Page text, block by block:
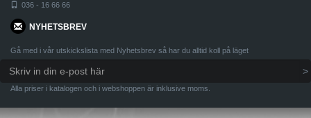
036 - 16 66 66
NYHETSBREV
Gå med i vår utskickslista med Nyhetsbrev så har du alltid koll på läget
Alla priser i katalogen och i webshoppen är inklusive moms.